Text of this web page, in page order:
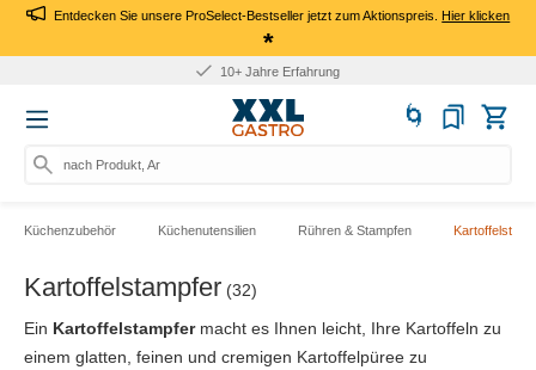
Entdecken Sie unsere ProSelect-Bestseller jetzt zum Aktionspreis.Hier klicken
*
10+ Jahre Erfahrung
nach Produkt, Art.-Nr.,
Küchenzubehör Küchenutensilien Rühren & Stampfen
Kartoffelstampfer (32)
Ein Kartoffelstampfer macht es Ihnen leicht, Ihre Kartoffeln zu
einem glatten, feinen und cremigen Kartoffelpüree zu